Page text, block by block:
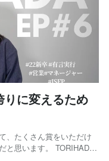
りに変えるため
、たくさん賞をいただけ
と思います。 TORIHADA